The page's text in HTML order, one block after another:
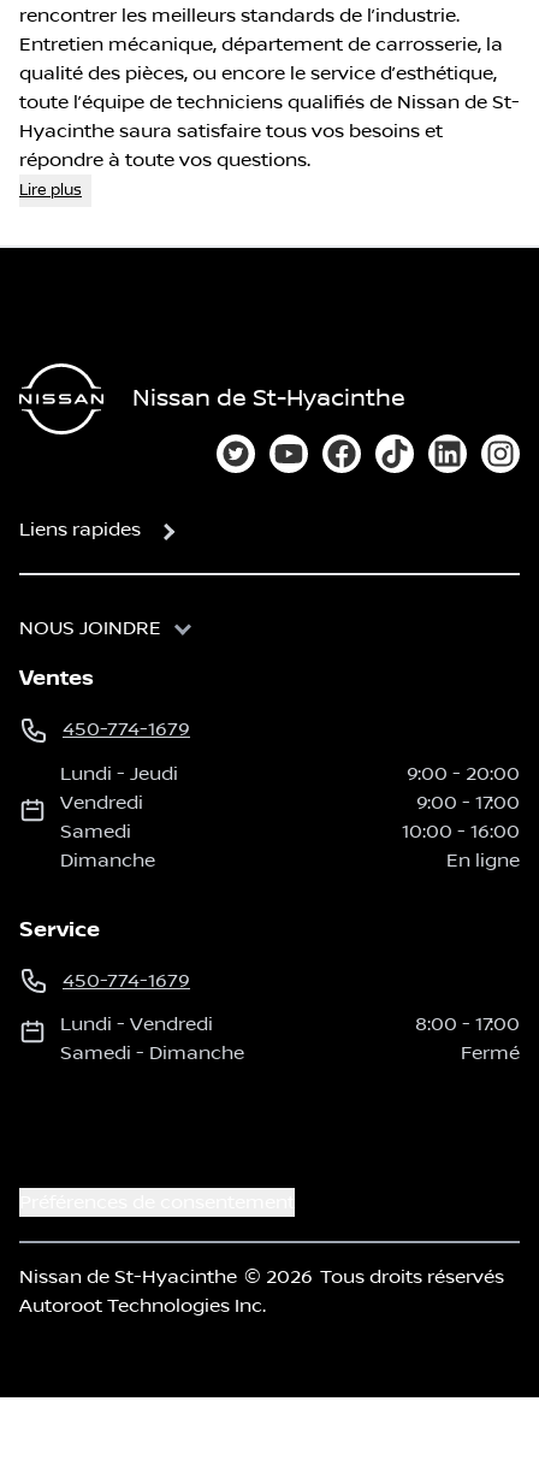
rencontrer les meilleurs standards de l’industrie.
Entretien mécanique, département de carrosserie, la
qualité des pièces, ou encore le service d’esthétique,
toute l’équipe de techniciens qualifiés de Nissan de St-
Hyacinthe saura satisfaire tous vos besoins et
répondre à toute vos questions.
Lire plus
Nissan de St-Hyacinthe
Lien vers notre compte Twitter
Lien vers notre chaîne
Lien vers notre page
Lien vers notre
Lien vers
Liens rapides
NOUS JOINDRE
Ventes
450-774-1679
Lundi -Jeudi 9:00 - 20:00
Vendredi
9:00 - 17:00
Samedi
10:00 - 16:00
Dimanche
En ligne
Service
450-774-1679
Lundi -Vendredi 8:00 - 17:00
Samedi - Dimanche Fermé
Nissan de St-Hyacinthe © 2026 Tous droits réservés
Autoroot Technologies Inc.